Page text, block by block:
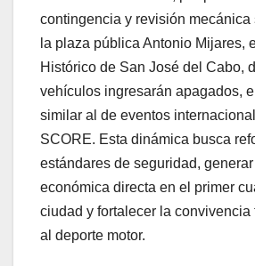
contingencia y revisión mecánica
la plaza pública Antonio Mijares,
Histórico de San José del Cabo,
vehículos ingresarán apagados,
similar al de eventos
SCORE. Esta dinámica busca
estándares de seguridad,
económica directa en el primer
ciudad y fortalecer la convivencia
al deporte motor.